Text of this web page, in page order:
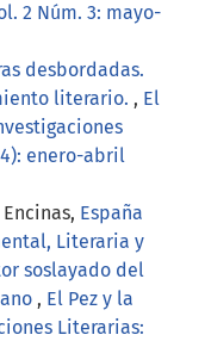
2 Núm. 3: mayo-
desbordadas.
literario. , El
enero-abril
España
Literaria y
soslayado del
, El Pez y la
Literarias: